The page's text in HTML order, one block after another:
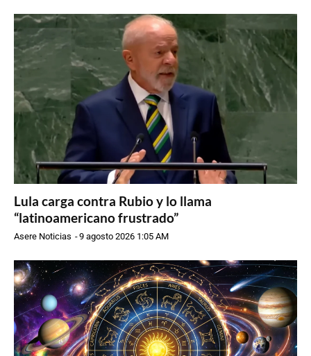
Lula carga contra Rubio y lo llama
“latinoamericano frustrado”
Asere Noticias -9 agosto 2026 1:05 AM